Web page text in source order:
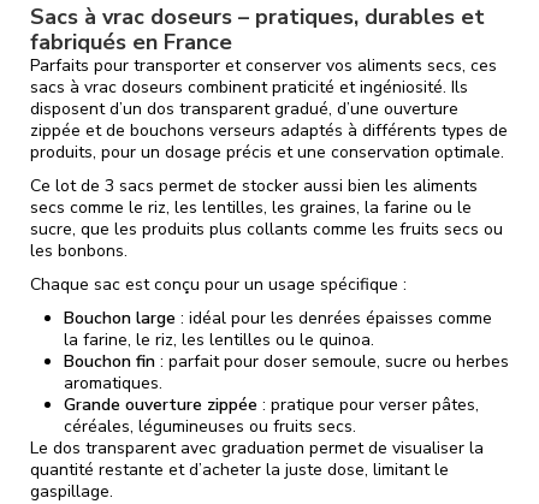
Sacs à vrac doseurs – pratiques, durables et
fabriqués en France
Parfaits pour transporter et conserver vos aliments secs, ces
sacs à vrac doseurs combinent praticité et ingéniosité. Ils
disposent d’un dos transparent gradué, d’une ouverture
zippée et de bouchons verseurs adaptés à différents types de
produits, pour un dosage précis et une conservation optimale.
Ce lot de 3 sacs permet de stocker aussi bien les aliments
secs comme le riz, les lentilles, les graines, la farine ou le
sucre, que les produits plus collants comme les fruits secs ou
les bonbons.
Chaque sac est conçu pour un usage spécifique :
Bouchon large : idéal pour les denrées épaisses comme
la farine, le riz, les lentilles ou le quinoa.
Bouchon fin : parfait pour doser semoule, sucre ou herbes
aromatiques.
Grande ouverture zippée : pratique pour verser pâtes,
céréales, légumineuses ou fruits secs.
Le dos transparent avec graduation permet de visualiser la
quantité restante et d’acheter la juste dose, limitant le
gaspillage.